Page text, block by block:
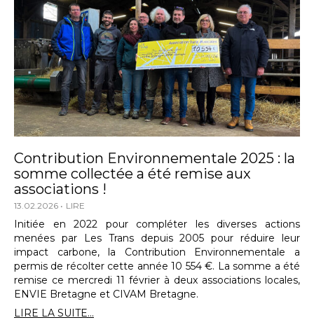
Contribution Environnementale 2025 : la
somme collectée a été remise aux
associations !
13.02.2026 LIRE
Initiée en 2022 pour compléter les diverses actions
menées par Les Trans depuis 2005 pour réduire leur
impact carbone, la Contribution Environnementale a
permis de récolter cette année 10 554 €. La somme a été
remise ce mercredi 11 février à deux associations locales,
ENVIE Bretagne et CIVAM Bretagne.
LIRE LA SUITE...